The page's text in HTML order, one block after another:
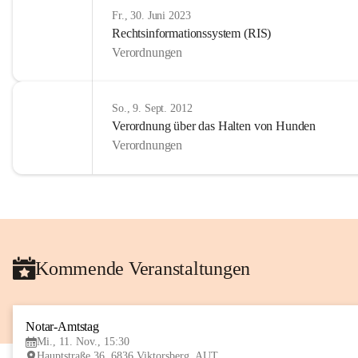
Fr., 30. Juni 2023
Rechtsinformationssystem (RIS)
Verordnungen
So., 9. Sept. 2012
Verordnung über das Halten von Hunden
Verordnungen
Kommende Veranstaltungen
Notar-Amtstag
Mi., 11. Nov., 15:30